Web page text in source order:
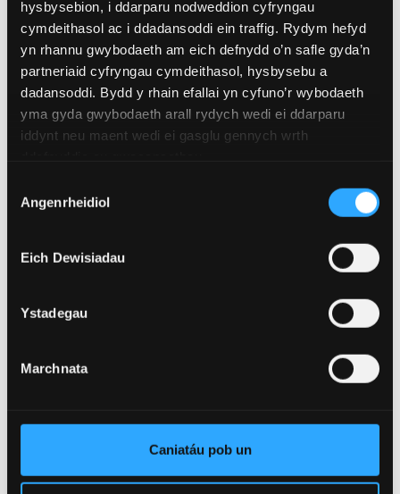
hysbysebion, i ddarparu nodweddion cyfryngau
cymdeithasol ac i ddadansoddi ein traffig. Rydym hefyd
yn rhannu gwybodaeth am eich defnydd o’n safle gyda’n
partneriaid cyfryngau cymdeithasol, hysbysebu a
dadansoddi. Bydd y rhain efallai yn cyfuno’r wybodaeth
yma gyda gwybodaeth arall rydych wedi ei ddarparu
iddynt neu maent wedi ei gasglu gennych wrth
Caniatâd
Angenrheidiol
Eich Dewisiadau
Ystadegau
Marchnata
Caniatáu pob un
eiriau)
Tiwtor